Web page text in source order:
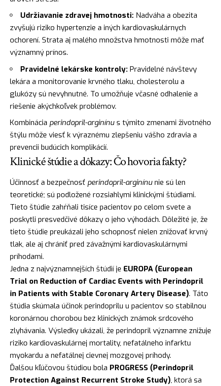
Udržiavanie zdravej hmotnosti: Nadváha a obezita
zvyšujú riziko hypertenzie a iných kardiovaskulárnych
ochorení. Strata aj malého množstva hmotnosti môže mať
významný prínos.
Pravidelné lekárske kontroly: Pravidelné návštevy
lekára a monitorovanie krvného tlaku, cholesterolu a
glukózy sú nevyhnutné. To umožňuje včasné odhalenie a
riešenie akýchkoľvek problémov.
Kombinácia perindopril-arginínu s týmito zmenami životného
štýlu môže viesť k výraznému zlepšeniu vášho zdravia a
prevencii budúcich komplikácií.
Klinické štúdie a dôkazy: Čo hovoria fakty?
Účinnosť a bezpečnosť perindopril-arginínu nie sú len
teoretické; sú podložené rozsiahlymi klinickými štúdiami.
Tieto štúdie zahŕňali tisíce pacientov po celom svete a
poskytli presvedčivé dôkazy o jeho výhodách. Dôležité je, že
tieto štúdie preukázali jeho schopnosť nielen znižovať krvný
tlak, ale aj chrániť pred závažnými kardiovaskulárnymi
príhodami.
Jedna z najvýznamnejších štúdií je EUROPA (European
Trial on Reduction of Cardiac Events with Perindopril
in Patients with Stable Coronary Artery Disease). Táto
štúdia skúmala účinok perindoprilu u pacientov so stabilnou
koronárnou chorobou bez klinických známok srdcového
zlyhávania. Výsledky ukázali, že perindopril významne znižuje
riziko kardiovaskulárnej mortality, nefatálneho infarktu
myokardu a nefatálnej cievnej mozgovej príhody.
Ďalšou kľúčovou štúdiou bola PROGRESS (Perindopril
Protection Against Recurrent Stroke Study), ktorá sa